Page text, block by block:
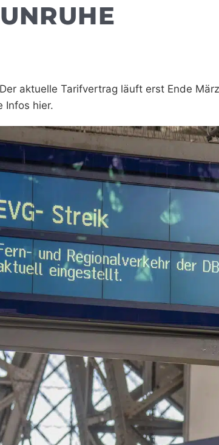
aktuelle Tarifvertrag läuft erst Ende
Infos hier.